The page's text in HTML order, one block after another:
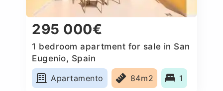
295 000€
1 bedroom apartment for sale in San
Eugenio, Spain
Apartamento
84m2 1